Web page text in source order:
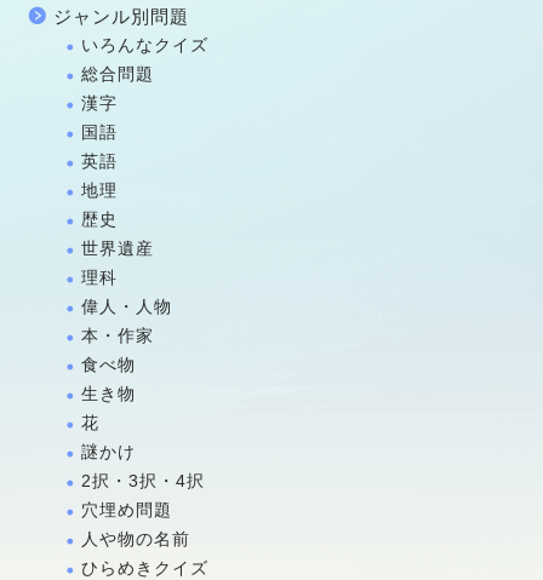
ジャンル別問題
いろんなクイズ
総合問題
漢字
国語
英語
地理
歴史
世界遺産
理科
偉人・人物
本・作家
食べ物
生き物
花
謎かけ
2択・3択・4択
穴埋め問題
人や物の名前
ひらめきクイズ